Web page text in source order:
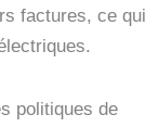
factures, ce qui
politiques de